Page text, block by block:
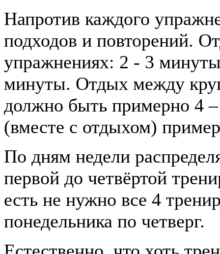
Напротив каждого
подходов и повторений.
упражнениях: 2 - 3
минуты. Отдых между
должно быть примерно 4
(вместе с отдыхом)
По дням недели
первой до четвёртой
есть не нужно все 4
понедельника по четверг.